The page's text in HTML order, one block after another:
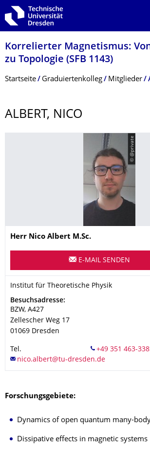
Zur Hauptnavigation springen
Zur Suche springen
Zum Inhalt springen
Korrelierter Magnetismus:
zu Topologie (SFB 1143)
Breadcrumb-Menü
Startseite Graduiertenkolleg Mitglieder
ALBERT, NICO
© @private
Name
Herr Nico Albert M.Sc.
E-MAIL SENDEN
Organisationsname
Institut für Theoretische Physik
Institut für Theoretische Physik
Adresse
Besuchsadresse:
BZW, A427
Zellescher Weg 17
01069 Dresden
Tel.
Forschungsgebiete:
Dynamics of open quantum many-
Dissipative effects in magnetic systems